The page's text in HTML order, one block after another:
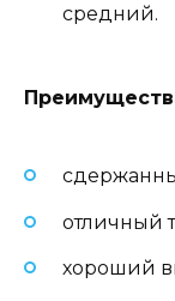
средний.
отличный
хороший